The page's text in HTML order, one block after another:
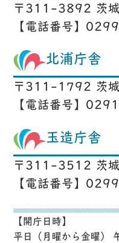
〒311-3892 茨
【電話番号】
北浦庁舎
〒311-1792 茨
【電話番号】
玉造庁舎
〒311-3512 茨城
【電話番号】
【開庁日時】
平日（月曜から金曜）